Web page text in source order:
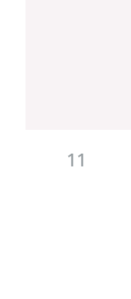
11